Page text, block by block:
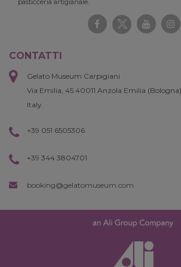
CONTATTI
Gelato Museum Carpigiani
Via Emilia, 45 40011 Anzola Emilia (Bologna)
Italy
+39 051 6505306
+39 344 3804701
booking@gelatomuseum.com